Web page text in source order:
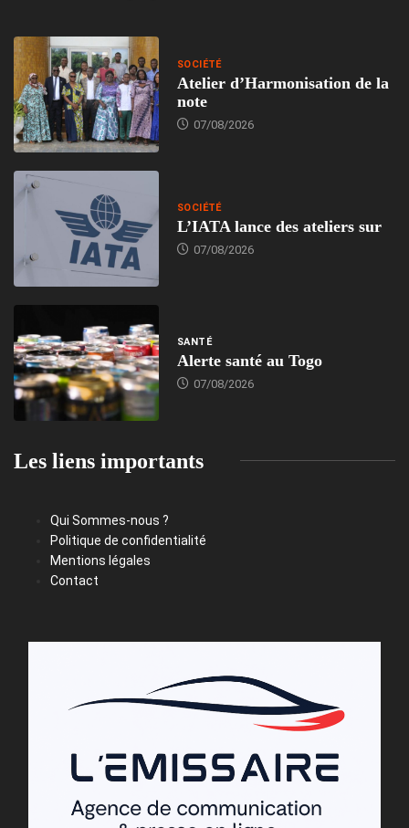
SOCIÉTÉ
Atelier d’Harmonisation de la
note
07/08/2026
SOCIÉTÉ
L’IATA lance des ateliers sur
07/08/2026
SANTÉ
Alerte santé au Togo
07/08/2026
Les liens importants
Qui Sommes-nous ?
Politique de confidentialité
Mentions légales
Contact